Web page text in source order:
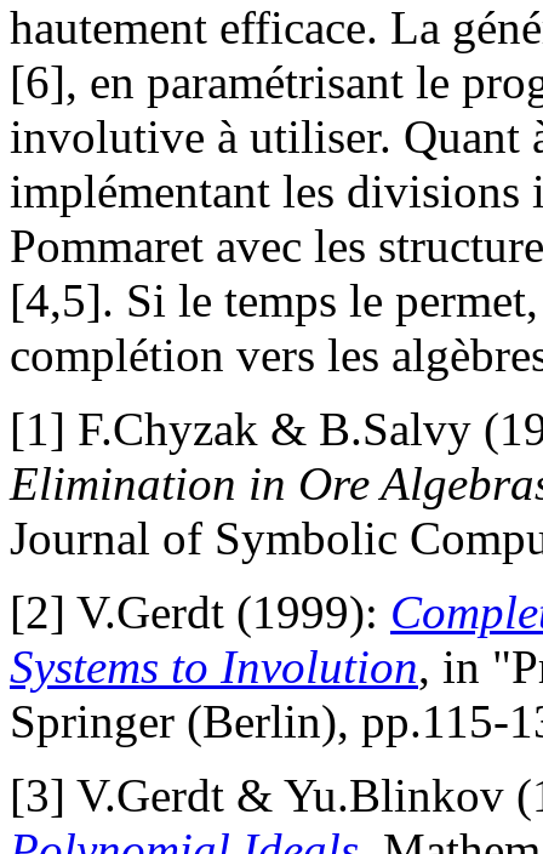
hautement efficace. La
[6], en paramétrisant le
involutive à utiliser. Quant
implémentant les divisions
Pommaret avec les
[4,5]. Si le temps le
complétion vers les
[1] F.Chyzak & B.Salvy
Elimination in Ore
Journal of Symbolic
[2] V.Gerdt (1999):
Systems to Involution, in
Springer (Berlin), pp.115-
[3] V.Gerdt & Yu.Blinkov